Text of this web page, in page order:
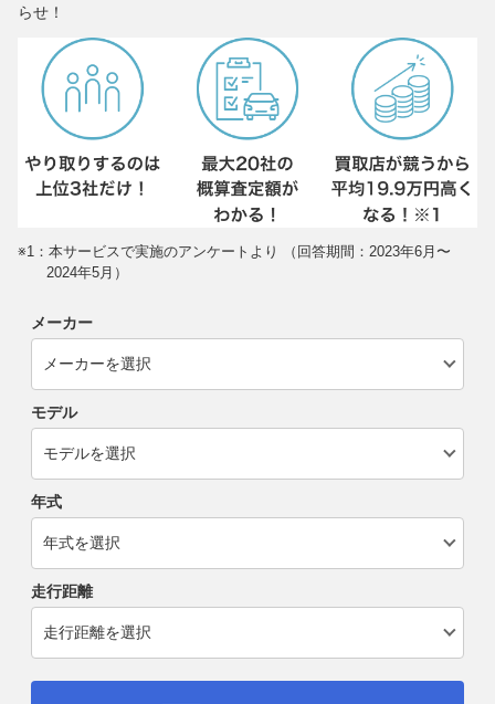
らせ！
※1：本サービスで実施のアンケートより （回答期間：2023年6月〜
2024年5月）
メーカー
モデル
年式
走行距離